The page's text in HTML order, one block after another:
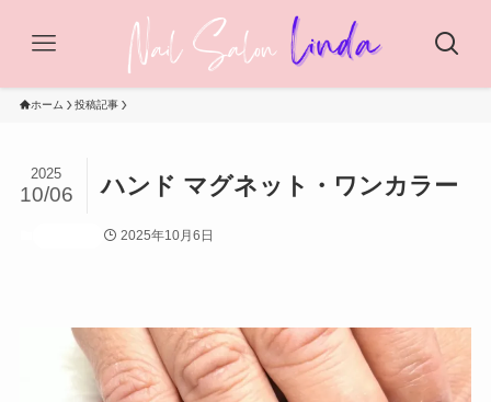
ホーム 投稿記事
ハンド マグネット・ワンカラー
2025
10/06
2025年10月6日